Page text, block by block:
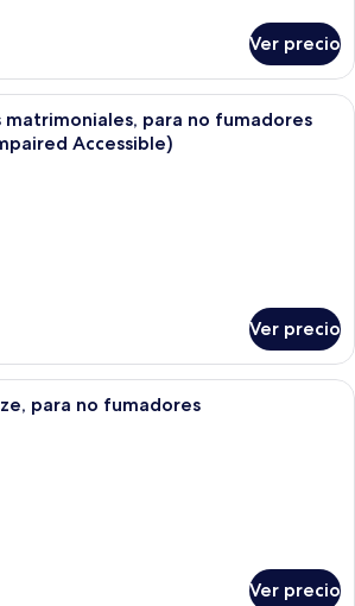
Ver precio
Habitación de hotel con dos camas,
matrimoniales, para no fumadores
Accessible)
Ver precio
Una habitación de hotel moderna
para no fumadores
Ver precio